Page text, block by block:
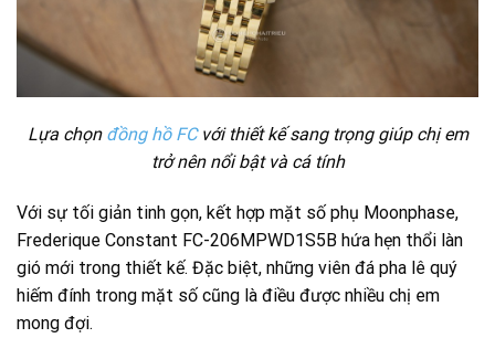
Lựa chọn đồng hồ FCvới thiết kế sang trọng giúp chị em
trở nên nổi bật và cá tính
Với sự tối giản tinh gọn, kết hợp mặt số phụ Moonphase,
Frederique Constant FC-206MPWD1S5B hứa hẹn thổi làn
gió mới trong thiết kế. Đặc biệt, những viên đá pha lê quý
hiếm đính trong mặt số cũng là điều được nhiều chị em
mong đợi.